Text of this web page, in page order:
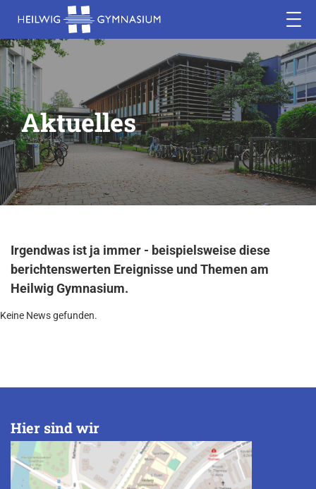
Aktuelles
Irgendwas ist ja immer - beispielsweise diese
berichtenswerten Ereignisse und Themen am
Heilwig Gymnasium.
Keine News gefunden.
Hier sind wir